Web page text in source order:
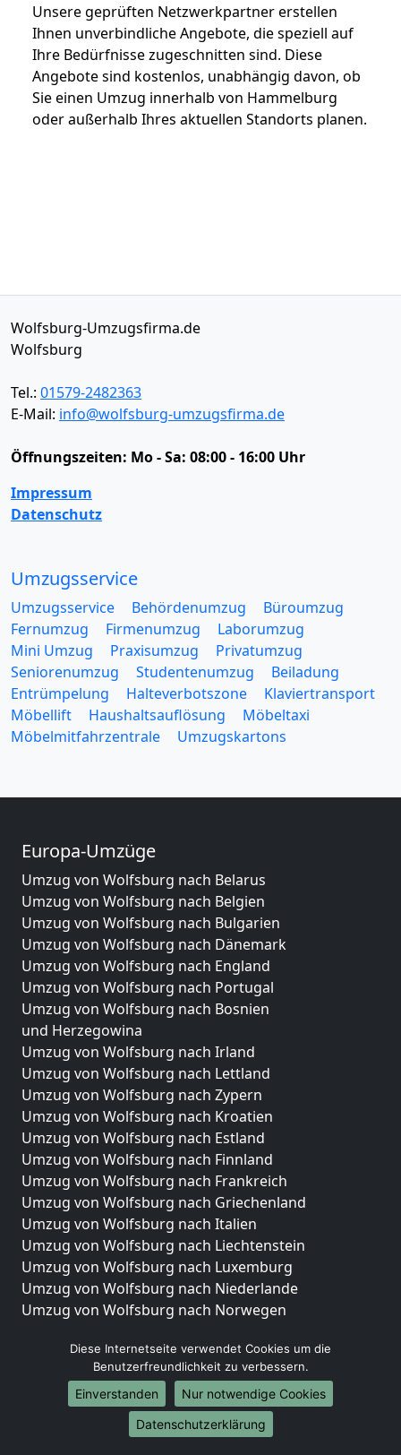
Unsere geprüften Netzwerkpartner erstellen
Ihnen unverbindliche Angebote, die speziell auf
Ihre Bedürfnisse zugeschnitten sind. Diese
Angebote sind kostenlos, unabhängig davon, ob
Sie einen Umzug innerhalb von Hammelburg
oder außerhalb Ihres aktuellen Standorts planen.
Wolfsburg-Umzugsfirma.de
Wolfsburg
Tel.: 01579-2482363
E-Mail: info@wolfsburg-umzugsfirma.de
Öffnungszeiten: Mo - Sa: 08:00 - 16:00 Uhr
Impressum
Datenschutz
Umzugsservice
Umzugsservice Behördenumzug
Büroumzug
Fernumzug
Firmenumzug
Laborumzug
Mini Umzug
Praxisumzug
Privatumzug
Seniorenumzug
Studentenumzug
Beiladung
Entrümpelung
Halteverbotszone
Klaviertransport
Möbellift
Haushaltsauflösung
Möbeltaxi
Möbelmitfahrzentrale
Umzugskartons
Europa-Umzüge
Umzug von Wolfsburg nach Belarus
Umzug von Wolfsburg nach Belgien
Umzug von Wolfsburg nach Bulgarien
Umzug von Wolfsburg nach Dänemark
Umzug von Wolfsburg nach England
Umzug von Wolfsburg nach Portugal
Umzug von Wolfsburg nach Bosnien
und Herzegowina
Umzug von Wolfsburg nach Irland
Umzug von Wolfsburg nach Lettland
Umzug von Wolfsburg nach Zypern
Umzug von Wolfsburg nach Kroatien
Umzug von Wolfsburg nach Estland
Umzug von Wolfsburg nach Finnland
Umzug von Wolfsburg nach Frankreich
Umzug von Wolfsburg nach Griechenland
Umzug von Wolfsburg nach Italien
Umzug von Wolfsburg nach Liechtenstein
Umzug von Wolfsburg nach Luxemburg
Umzug von Wolfsburg nach Niederlande
Umzug von Wolfsburg nach Norwegen
Umzüge-Deutschlandweit
Umzug von Wolfsburg nach Berlin
Umzug von Wolfsburg nach Hamburg
Umzug von Wolfsburg nach München
Umzug von Wolfsburg nach Köln
Diese Internetseite verwendet Cookies um die
Benutzerfreundlichkeit zu verbessern.
Einverstanden
Nur notwendige Cookies
Datenschutzerklärung